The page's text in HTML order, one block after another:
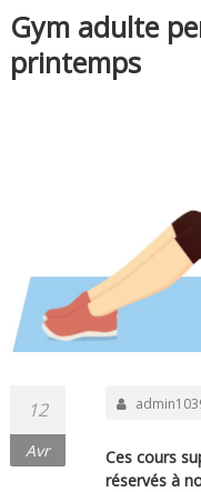
Gym adulte
printemps
12
Avr
Ces cours
réservés à